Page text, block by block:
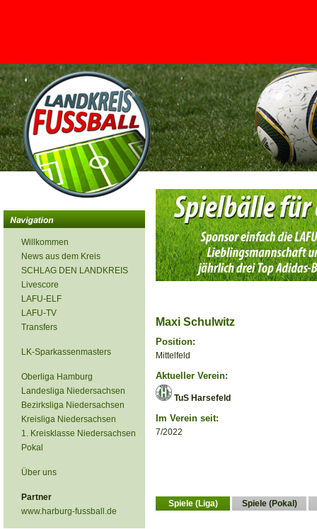
<
Willkommen
News aus dem Kreis
SCHLAG DEN LANDKREIS
Livescore
LAFU-ELF
LAFU-TV
Transfers
LK-Sparkassenmasters
Oberliga Hamburg
Landesliga Niedersachsen
Bezirksliga Niedersachsen
Kreisliga Niedersachsen
1. Kreisklasse Niedersachsen
Pokal
Über uns
Partner
www.harburg-fussball.de
Maxi Schulwitz
Position:
Mittelfeld
Aktueller Verein:
TuS Harsefeld
Im Verein seit:
7/2022
Spiele (Liga) Spiele (Pokal)